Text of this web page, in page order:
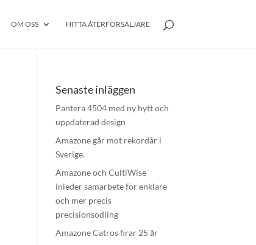
OM OSS HITTA ÅTERFÖRSÄLJARE
Senaste inläggen
Pantera 4504 med ny hytt och
uppdaterad design
Amazone går mot rekordår i
Sverige.
Amazone och CultiWise
inleder samarbete för enklare
och mer precis
precisionsodling
Amazone Catros firar 25 år